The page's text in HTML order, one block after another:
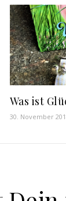
Was ist
30. November